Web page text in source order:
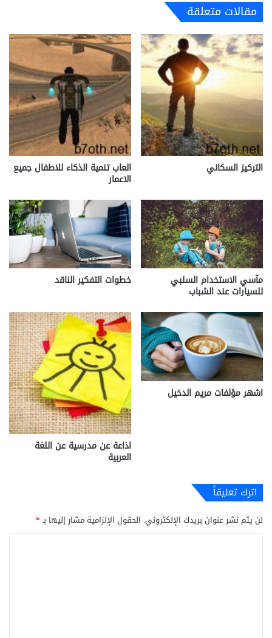
مقالات متعلقة
التركيز السكاني العاب تنمية الذكاء للاطفال جميع
الاعمار
مآسي الاستخدام السلبي
للسيارات عند الشباب
خطوات التفكير الناقد
اشهر مؤلفات مريم الدخيل
اذاعة عن مدرسية عن اللغة
العربية
اترك تعليقاً
لن يتم نشر عنوان بريدك الإلكتروني. الحقول الإلزامية مشار إليها بـ*